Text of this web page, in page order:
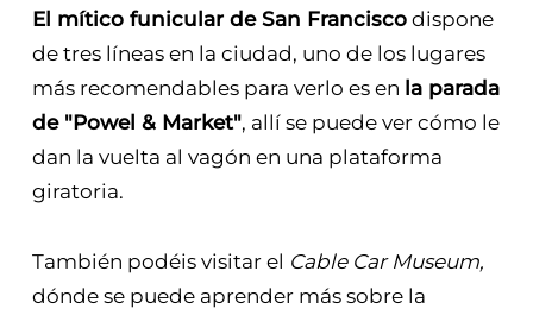
El mítico funicular de San Franciscodispone
de tres líneas en la ciudad, uno de los lugares
más recomendables para verlo es en la parada
de "Powel & Market", allí se puede ver cómo le
dan la vuelta al vagón en una plataforma
giratoria.
También podéis visitar el Cable Car Museum,
dónde se puede aprender más sobre la